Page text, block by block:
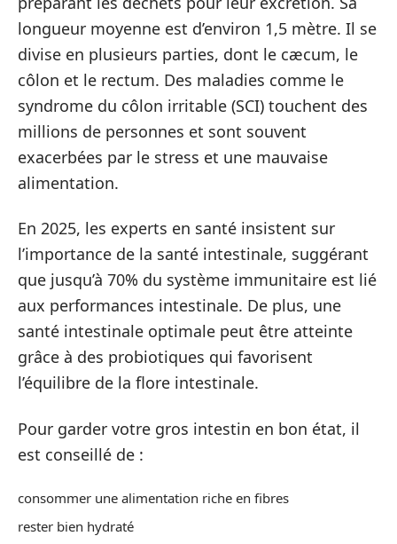
longueur moyenne est d’environ 1,5 mètre. Il se
divise en plusieurs parties, dont le cæcum, le
côlon et le rectum. Des maladies comme le
syndrome du côlon irritable (SCI) touchent des
millions de personnes et sont souvent
exacerbées par le stress et une mauvaise
alimentation.
En 2025, les experts en santé insistent sur
l’importance de la santé intestinale, suggérant
que jusqu’à 70% du système immunitaire est lié
aux performances intestinale. De plus, une
santé intestinale optimale peut être atteinte
grâce à des probiotiques qui favorisent
l’équilibre de la flore intestinale.
Pour garder votre gros intestin en bon état, il
est conseillé de :
consommer une alimentation riche en fibres
rester bien hydraté